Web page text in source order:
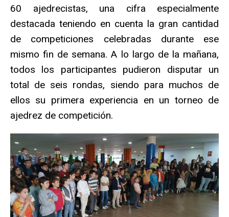
60 ajedrecistas, una cifra especialmente
destacada teniendo en cuenta la gran cantidad
de competiciones celebradas durante ese
mismo fin de semana. A lo largo de la mañana,
todos los participantes pudieron disputar un
total de seis rondas, siendo para muchos de
ellos su primera experiencia en un torneo de
ajedrez de competición.